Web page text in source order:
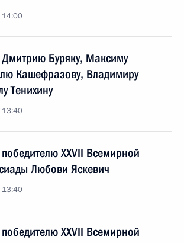
14:00
Буряку, Максиму
Кашефразову, Владимиру
Тенихину
13:40
XXVII Всемирной
Любови Яскевич
13:40
XXVII Всемирной